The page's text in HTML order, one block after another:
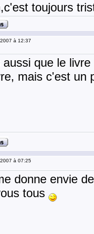
toujours
à 12:37
aussi que le
mais c'est un
à 07:25
donne envie
tous